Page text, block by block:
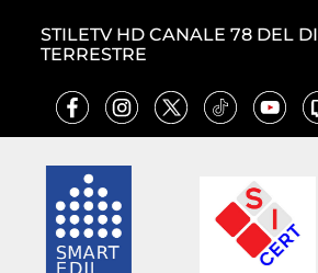
STILETV HD CANALE 78 DEL
TERRESTRE